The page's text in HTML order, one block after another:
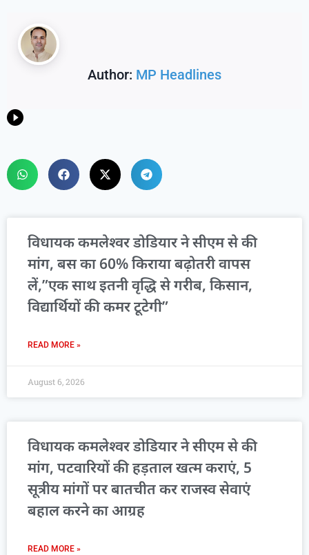
Author: MP Headlines
विधायक कमलेश्वर डोडियार ने सीएम से की
मांग, बस का 60% किराया बढ़ोतरी वापस
लें,”एक साथ इतनी वृद्धि से गरीब, किसान,
विद्यार्थियों की कमर टूटेगी”
READ MORE »
August 6, 2026
विधायक कमलेश्वर डोडियार ने सीएम से की
मांग, पटवारियों की हड़ताल खत्म कराएं, 5
सूत्रीय मांगों पर बातचीत कर राजस्व सेवाएं
बहाल करने का आग्रह
READ MORE »